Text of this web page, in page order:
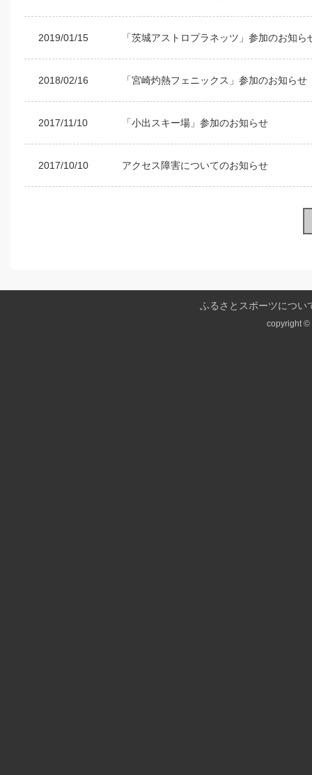
2019/01/15 「茨城アストロプラネッツ」参加のお知ら
2018/02/16 「宮崎灼熱フェニックス」参加のお知らせ
2017/11/10 「小出スキー場」参加のお知らせ
2017/10/10 アクセス障害についてのお知らせ
ふるさとスポーツについ
copyright ©